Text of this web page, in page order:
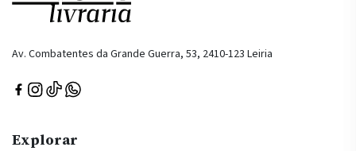
Av. Combatentes da Grande Guerra, 53, 2410-123 Leiria
Explorar